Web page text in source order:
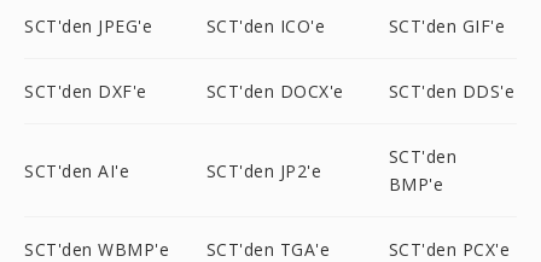
SCT'den JPEG'e SCT'den ICO'e SCT'den GIF'e
SCT'den DXF'e SCT'den DOCX'e SCT'den DDS'e
SCT'den AI'e SCT'den JP2'e
SCT'den
BMP'e
SCT'den WBMP'e SCT'den TGA'e SCT'den PCX'e